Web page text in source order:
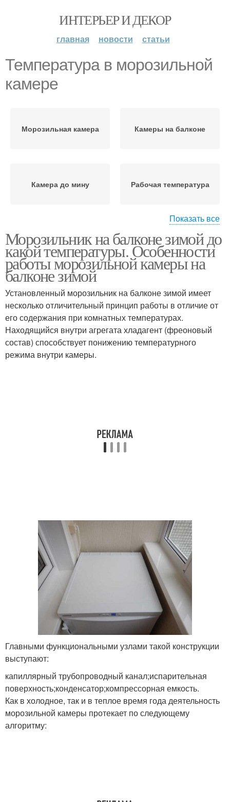
ИНТЕРЬЕР И ДЕКОР
главная новости статьи
Температура в морозильной
камере
Морозильная камера Камеры на балконе
Камера до мину Рабочая температура
морозилке
температура
Температура в
холодильнике
Температуры на
открытом воздухе
Показать все
Морозильник на балконе зимой до
какой температуры. Особенности
работы морозильной камеры на
балконе зимой
Установленный морозильник на балконе зимой имеет
несколько отличительный принцип работы в отличие от
его содержания при комнатных температурах.
Находящийся внутри агрегата хладагент (фреоновый
состав) способствует понижению температурного
режима внутри камеры.
Главными функциональными узлами такой конструкции
выступают:
капиллярный трубопроводный канал;испарительная
поверхность;конденсатор;компрессорная емкость.
Как в холодное, так и в теплое время года деятельность
морозильной камеры протекает по следующему
алгоритму: